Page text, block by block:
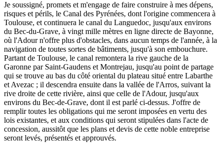
Je soussigné, promets et m'engage de faire construire à mes dépens,
risques et périls, le Canal des Pyrénées, dont l'origine commencera à
Toulouse, et continuera le canal du Languedoc, jusqu'aux environs
du Bec-du-Grave, à vingt mille mètres en ligne directe de Bayonne,
où l'Adour n'offre plus d'obstacles, dans aucun temps de l'année, à la
navigation de toutes sortes de bâtiments, jusqu'à son embouchure.
Partant de Toulouse, le canal remontera la rive gauche de la
Garonne par Saint-Gaudens et Montrejau, jusqu'au point de partage
qui se trouve au bas du côté oriental du plateau situé entre Labarthe
et Avezac ; il descendra ensuite dans la vallée de l'Arros, suivant la
rive droite de cette rivière, ainsi que celle de l'Adour, jusqu'aux
environs du Bec-de-Grave, dont il est parlé ci-dessus. J'offre de
remplir toutes les obligations qui me seront imposées en vertu des
lois existantes, et aux conditions qui seront stipulées dans l'acte de
concession, aussitôt que les plans et devis de cette noble entreprise
seront levés, présentés et approuvés.